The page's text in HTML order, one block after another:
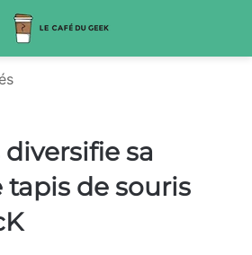
diversifie sa
de souris